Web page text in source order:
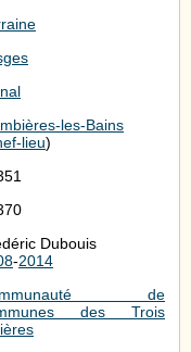
les-Bains
lieu)
Dubouis
-2014
de
des Trois